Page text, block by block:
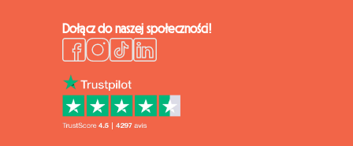
Dołącz do naszej społeczności!